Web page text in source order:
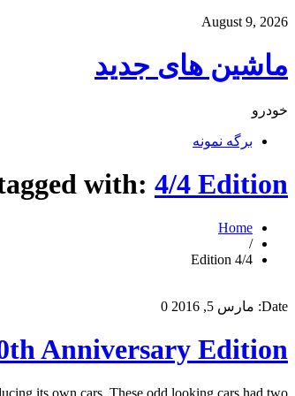
August 9, 2026
ماشین های جدید
خودرو
برگه نمونه
with: 4/4 Edition
Home
/
4/4 Edition
Date: مارس 5, 2016 0
Anniversary Edition
its own cars. These odd looking cars had two